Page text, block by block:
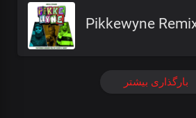
بارگذاری بیشتر